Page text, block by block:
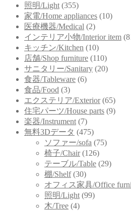
照明/Light (355)
家電/Home appliances (10)
医療機器/Medical (2)
インテリア小物/Interior item
キッチン/Kitchen (10)
店舗/Shop furniture (110)
サニタリー/Sanitary (20)
食器/Tableware (6)
食品/Food (3)
エクステリア/Exterior (65)
住宅パーツ/House parts (9)
楽器/Instrument (7)
無料3Dデータ (475)
ソファー/sofa (75)
椅子/Chair (126)
テーブル/Table (29)
棚/Shelf (30)
オフィス家具/Office
照明/Light (99)
木/Tree (4)